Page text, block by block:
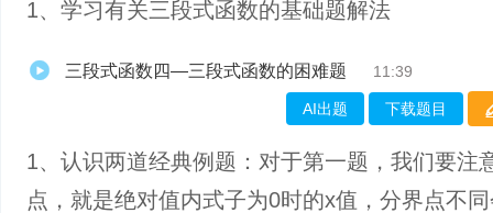
1、学习有关三段式函数的基础题解法
三段式函数四—三段式函数的困难题 11:39
AI出题 下载题目
1、认识两道经典例题：对于第一题，我们要注
点，就是绝对值内式子为0时的x值，分界点不